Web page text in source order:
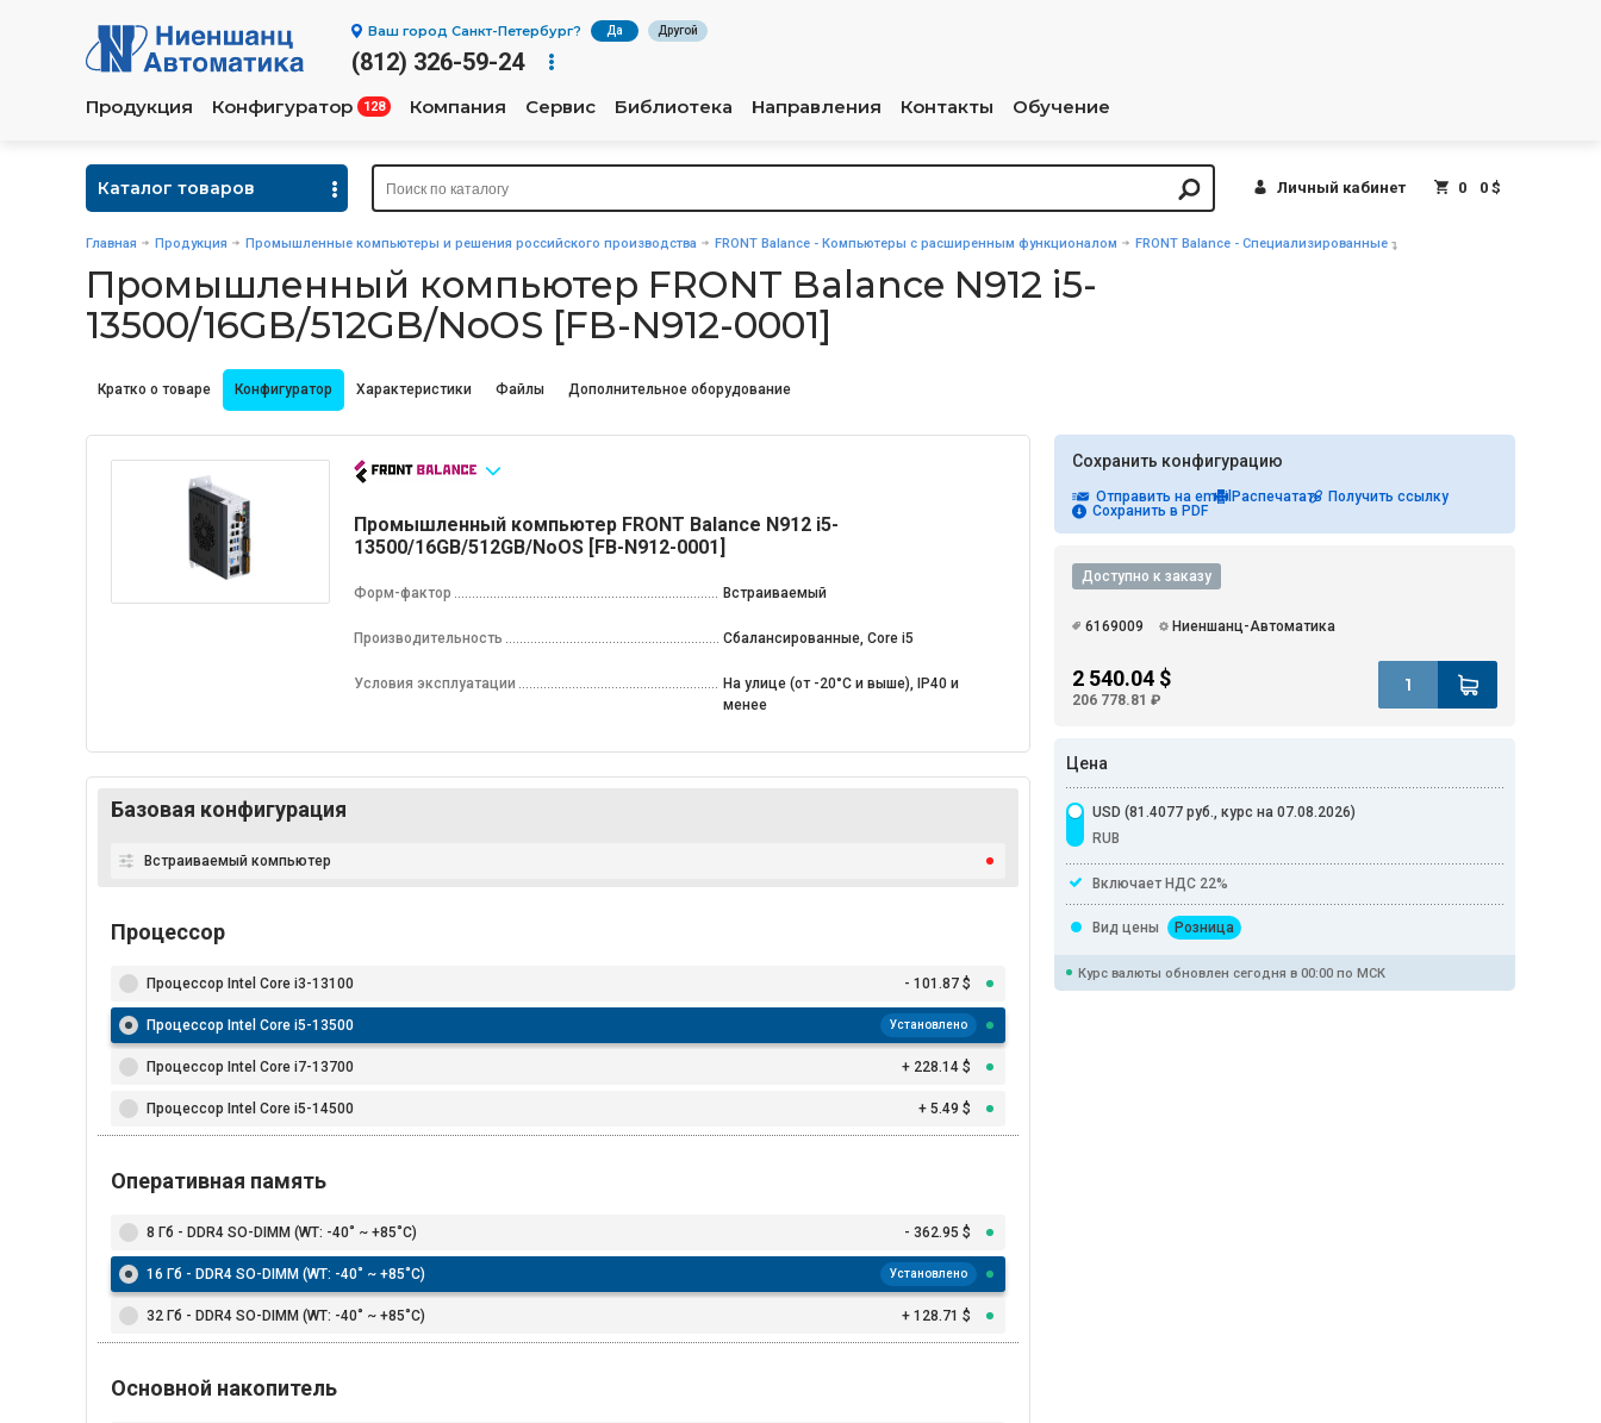
Ваш город Санкт-Петербург? Да Другой
(812) 326-59-24
Продукция Конфигуратор 128 Компания Сервис Библиотека Направления Контакты Обучение
Каталог товаров Личный кабинет 0 0 $
Главная Продукция Промышленные компьютеры и решения российского производства FRONT Balance - Компьютеры с расширенным функционалом FRONT Balance - Специализированные
Промышленный компьютер FRONT Balance N912 i5-
13500/16GB/512GB/NoOS [FB-N912-0001]
Кратко о товаре Конфигуратор Характеристики Файлы Дополнительное оборудование
Сохранить конфигурацию
Отправить на email Распечатать Получить ссылку
Сохранить в PDF
Доступно к заказу
6169009 Ниеншанц-Автоматика
2 540.04 $
206 778.81 ₽
Цена
USD (81.4077 руб., курс на 07.08.2026)
RUB
Включает НДС 22%
Вид цены Розница
Курс валюты обновлен сегодня в 00:00 по МСК
Промышленный компьютер FRONT Balance N912 i5-
13500/16GB/512GB/NoOS [FB-N912-0001]
Форм-фактор Встраиваемый
Производительность Сбалансированные, Core i5
Условия эксплуатации
На улице (от -20°С и выше), IP40 и
менее
Базовая конфигурация
Встраиваемый компьютер
Процессор
Процессор Intel Core i3-13100 - 101.87 $
Процессор Intel Core i5-13500 Установлено
Процессор Intel Core i7-13700 + 228.14 $
Процессор Intel Core i5-14500 + 5.49 $
Оперативная память
8 Гб - DDR4 SO-DIMM (WT: -40˚ ~ +85˚C) - 362.95 $
16 Гб - DDR4 SO-DIMM (WT: -40˚ ~ +85˚C) Установлено
32 Гб - DDR4 SO-DIMM (WT: -40˚ ~ +85˚C) + 128.71 $
Основной накопитель